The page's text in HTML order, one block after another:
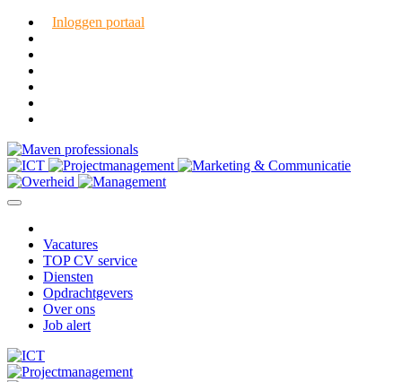
Inloggen portaal
Vacatures
TOP CV service
Diensten
Opdrachtgevers
Over ons
Job alert